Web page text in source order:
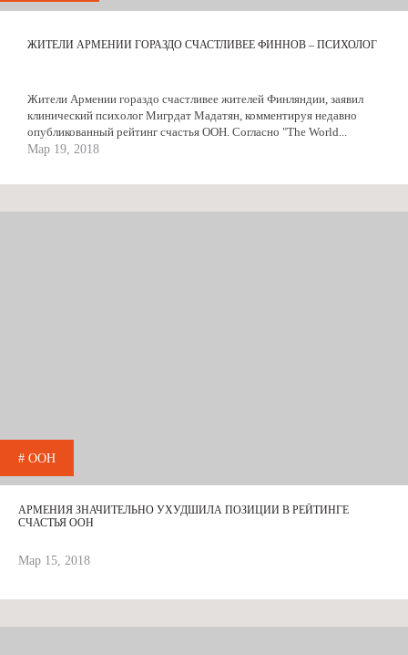
ЖИТЕЛИ АРМЕНИИ ГОРАЗДО СЧАСТЛИВЕЕ ФИННОВ – ПСИХОЛОГ
Жители Армении гораздо счастливее жителей Финляндии, заявил
клинический психолог Мигрдат Мадатян, комментируя недавно
опубликованный рейтинг счастья ООН. Согласно "The World...
Мар 19, 2018
# ООН
АРМЕНИЯ ЗНАЧИТЕЛЬНО УХУДШИЛА ПОЗИЦИИ В РЕЙТИНГЕ
СЧАСТЬЯ ООН
Мар 15, 2018